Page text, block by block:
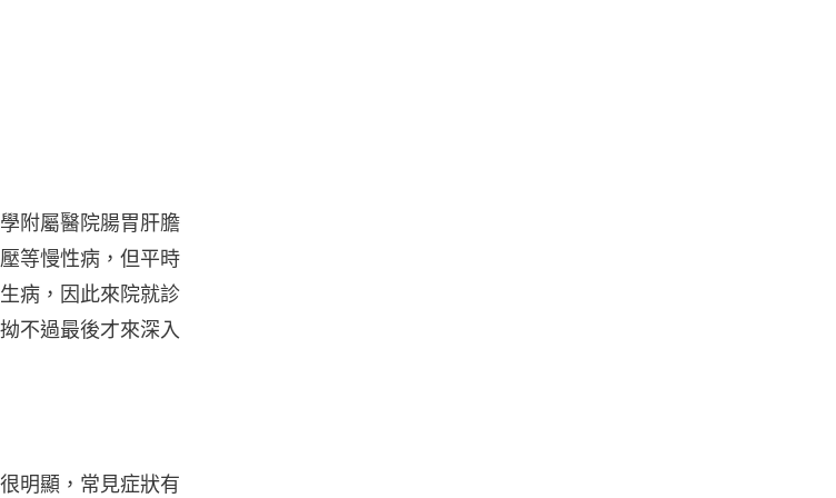
附屬醫院腸胃肝膽
等慢性病，但平時
病，因此來院就診
不過最後才來深入
明顯，常見症狀有